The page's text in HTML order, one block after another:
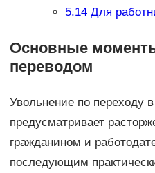
5.14Для
Основные
переводом
Увольнение по переходу
предусматривает
гражданином и
последующим